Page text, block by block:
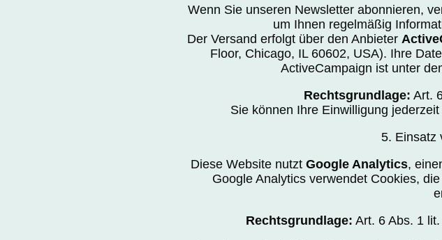
Wenn Sie unseren Newsletter abonnieren,
um Ihnen regelmäßig
Der Versand erfolgt über den Anbieter
Floor, Chicago, IL 60602, USA). Ihre
ActiveCampaign ist unter
Rechtsgrundlage: Art.
Sie können Ihre Einwilligung
5. Einsatz
Diese Website nutzt Google Analytics,
Google Analytics verwendet Cookies,
Rechtsgrundlage: Art. 6 Abs. 1